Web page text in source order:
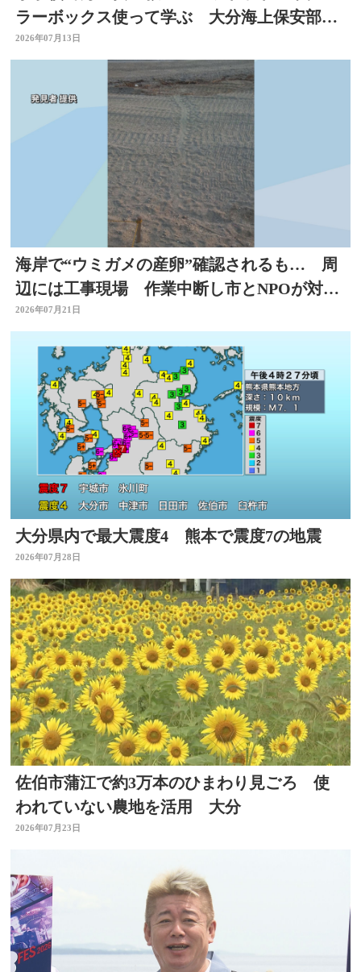
ラーボックス使って学ぶ 大分海上保安部が
初開催
2026年07月13日
海岸で“ウミガメの産卵”確認されるも… 周
辺には工事現場 作業中断し市とNPOが対応
を協議 大分
2026年07月21日
大分県内で最大震度4 熊本で震度7の地震
2026年07月28日
佐伯市蒲江で約3万本のひまわり見ごろ 使
われていない農地を活用 大分
2026年07月23日